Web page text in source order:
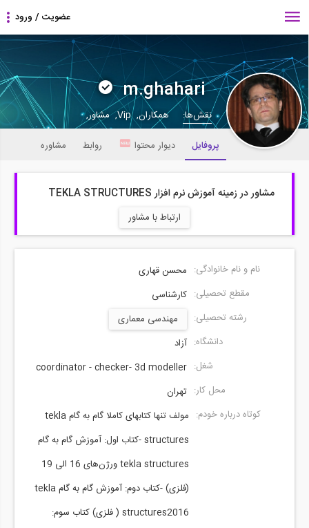
m.ghahari
نقش‌ها:
همکاران, Vip, مشاور,
پروفایل
دیوار محتوا روابط مشاوره
مشاور در زمینه آموزش نرم افزار TEKLA STRUCTURES
ارتباط با مشاور
نام و نام خانوادگی: محسن قهاری
مقطع تحصیلی: کارشناسی
رشته تحصیلی:
مهندسی معماری
دانشگاه: آزاد
شغل: coordinator - checker- 3d modeller
محل کار: تهران
کوتاه درباره خودم:
مولف تنها کتابهای کاملا گام به گام tekla
structures -کتاب اول: آموزش گام به گام
tekla structures ورژن‌های 16 الی 19
(فلزی) -کتاب دوم: آموزش گام به گام tekla
structures2016 ( فلزی) کتاب سوم: